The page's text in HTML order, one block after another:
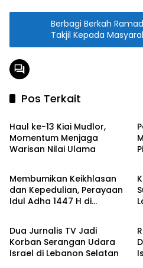
Berbagi Berkah
Takjil Kepada
Pos Terkait
Berita
Haul ke-13 Kiai Mudlor,
Momentum Menjaga
Warisan Nilai Ulama
Berita
Membumikan Keikhlasan
dan Kepedulian, Perayaan
Idul Adha 1447 H di
Berita
Dua Jurnalis TV Jadi
Korban Serangan Udara
Israel di Lebanon Selatan